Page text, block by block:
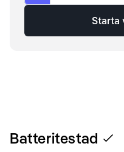
Starta
Batteritestad